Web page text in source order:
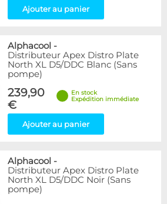
Ajouter au panier
Alphacool -
Distributeur Apex Distro Plate
North XL D5/DDC Blanc (Sans
pompe)
239,90
€
En stock
Expédition immédiate
Ajouter au panier
Alphacool -
Distributeur Apex Distro Plate
North XL D5/DDC Noir (Sans
pompe)